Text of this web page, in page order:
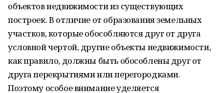
объектов недвижимости из существующих
построек. В отличие от образования земельных
участков, которые обособляются друг от друга
условной чертой, другие объекты недвижимости,
как правило, должны быть обособлены друг от
друга перекрытиями или перегородками.
Поэтому особое внимание уделяется